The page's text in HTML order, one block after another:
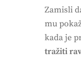
Zamisli
mu
kada je
tražiti